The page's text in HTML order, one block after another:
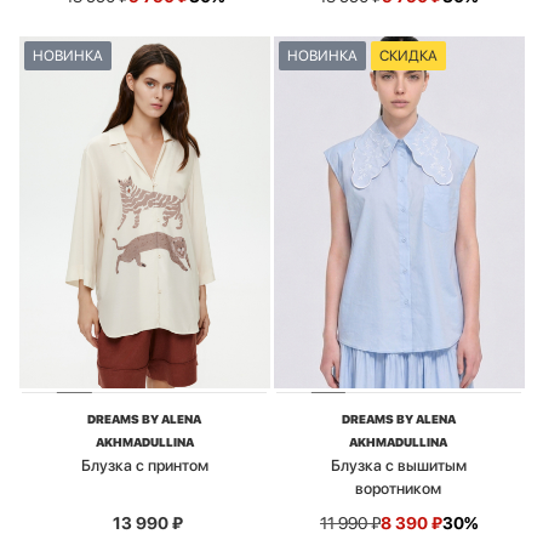
НОВИНКА
DREAMS BY ALENA
AKHMADULLINA
Блузка с принтом
13 990₽
НОВИНКА СКИДКА
DREAMS BY ALENA
AKHMADULLINA
Блузка с вышитым
воротником
11 990₽8 390₽30%